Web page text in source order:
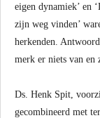
eigen dynamiek’ en
zijn weg vinden’
herkenden.
merk er niets van en
Ds. Henk Spit,
gecombineerd met